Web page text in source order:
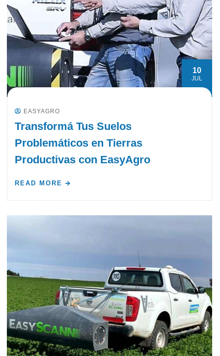
10
JUL
EASYAGRO
Transformá Tus Suelos
Problemáticos en Tierras
Productivas con EasyAgro
READ MORE